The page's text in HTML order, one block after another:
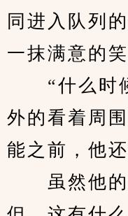
同进入队列
一抹满意的笑
“什么时候
外的看着周
能之前，他
虽然他的